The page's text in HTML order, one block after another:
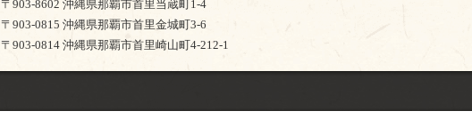
〒903-8602 沖縄県那覇市首里当蔵町1-4
〒903-0815 沖縄県那覇市首里金城町3-6
〒903-0814 沖縄県那覇市首里崎山町4-212-1